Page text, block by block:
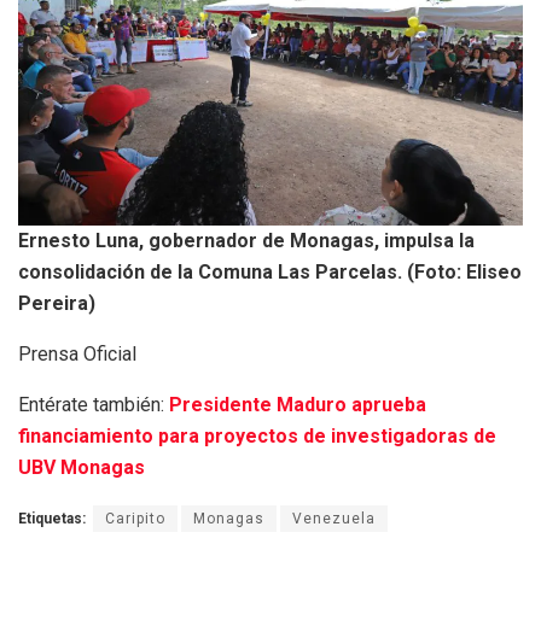
Ernesto Luna, gobernador de Monagas, impulsa la
consolidación de la Comuna Las Parcelas. (Foto: Eliseo
Pereira)
Prensa Oficial
Entérate también: Presidente Maduro aprueba
financiamiento para proyectos de investigadoras de
UBV Monagas
Etiquetas: Caripito Monagas Venezuela